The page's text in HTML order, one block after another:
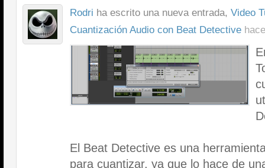
Rodri ha escrito una nueva entrada, Video
Cuantización Audio con Beat Detective
El Beat Detective es una
para cuantizar, ya que lo hace de